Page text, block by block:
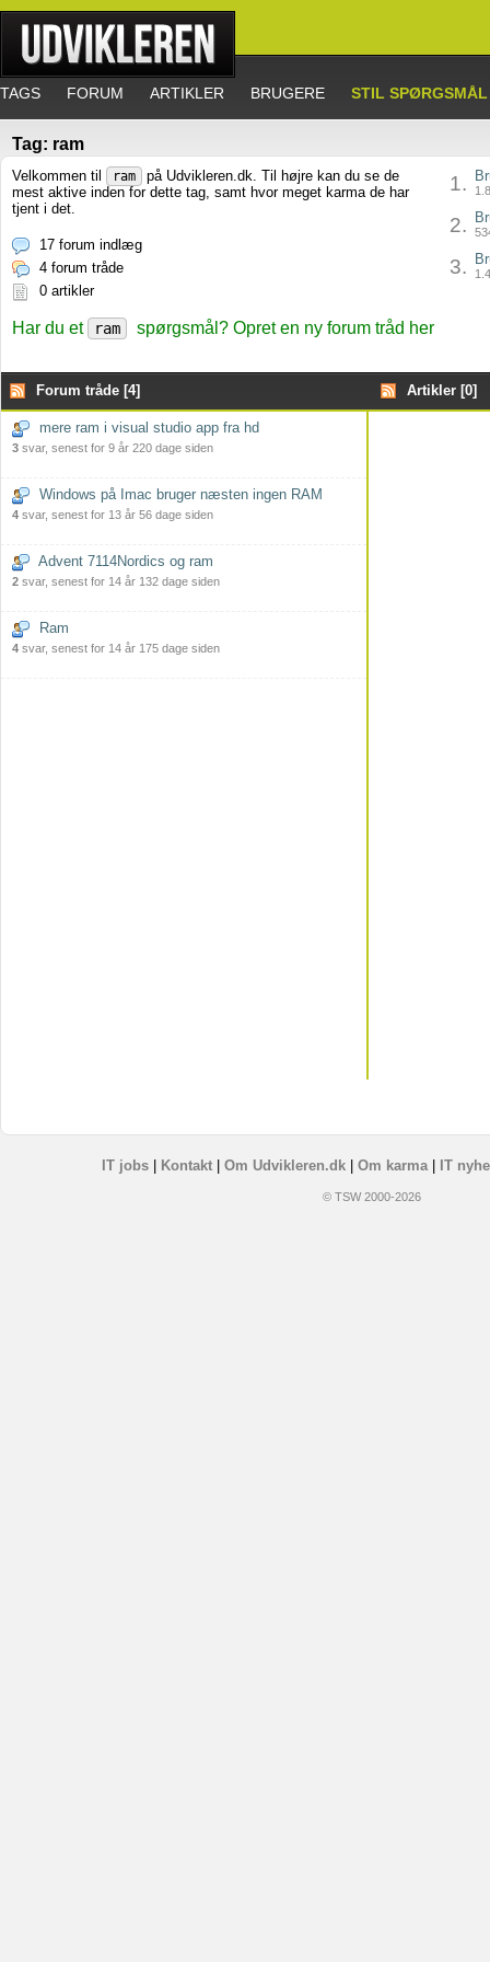
TAGS FORUM ARTIKLER BRUGERE STIL SPØRGSMÅL
Tag: ram
Velkommen til ram
på Udvikleren.dk. Til højre kan du se de
mest aktive inden for dette tag, samt hvor meget karma de har
tjent i det.
17 forum indlæg
4 forum tråde
0 artikler
1.
2.
3.
Har du et ram spørgsmål? Opret en ny forum tråd her
Forum tråde [4] Artikler [0]
mere ram i visual studio app fra hd
3 svar, senest for 9 år 220 dage siden
Windows på Imac bruger næsten ingen RAM
4 svar, senest for 13 år 56 dage siden
Advent 7114Nordics og ram
2 svar, senest for 14 år 132 dage siden
Ram
4 svar, senest for 14 år 175 dage siden
IT jobs| Kontakt| Om Udvikleren.dk| Om karma| IT
© TSW 2000-2026